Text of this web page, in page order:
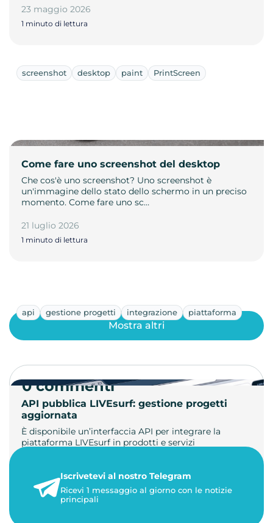
23 maggio 2026
1 minuto di lettura
screenshot desktop paint PrintScreen
Come fare uno screenshot del desktop
Che cos'è uno screenshot? Uno screenshot è
un'immagine dello stato dello schermo in un preciso
momento. Come fare uno sc…
21 luglio 2026
1 minuto di lettura
api gestione progetti integrazione piattaforma
API pubblica LIVEsurf: gestione progetti
aggiornata
È disponibile un’interfaccia API per integrare la
piattaforma LIVEsurf in prodotti e servizi
23 maggio 2026
1 minuto di lettura
Mostra altri
0 commenti
Iscrivetevi al nostro Telegram
Ricevi 1 messaggio al giorno con le notizie
principali